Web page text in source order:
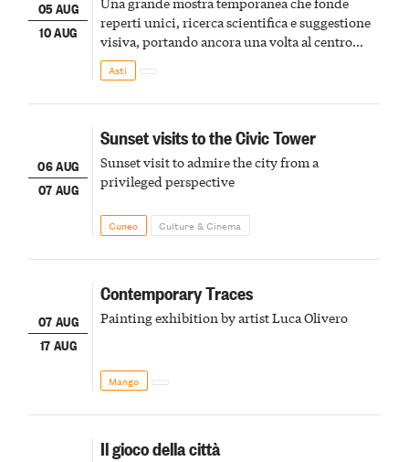
05 AUG
10 AUG
reperti unici, ricerca scientifica e suggestione
visiva, portando ancora una volta al centro
della scena le meraviglie del passato astigiano
Asti
06 AUG
07 AUG
Sunset visits to the Civic Tower
Sunset visit to admire the city from a
privileged perspective
Cuneo Culture & Cinema
07 AUG
17 AUG
Contemporary Traces
Painting exhibition by artist Luca Olivero
Mango
Il gioco della città